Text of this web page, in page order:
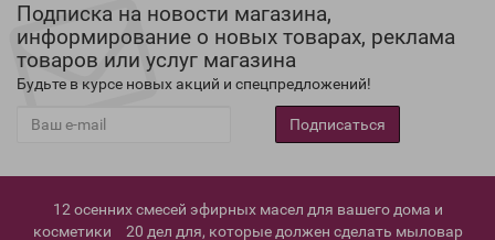
Подписка на новости магазина,
информирование о новых товарах, реклама
товаров или услуг магазина
Будьте в курсе новых акций и спецпредложений!
Подписаться
12 осенних смесей эфирных масел для вашего дома и
косметики
20 дел для, которые должен сделать мыловар